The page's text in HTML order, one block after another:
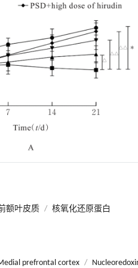
额叶皮质 / 核氧化还原蛋白
prefrontal cortex /